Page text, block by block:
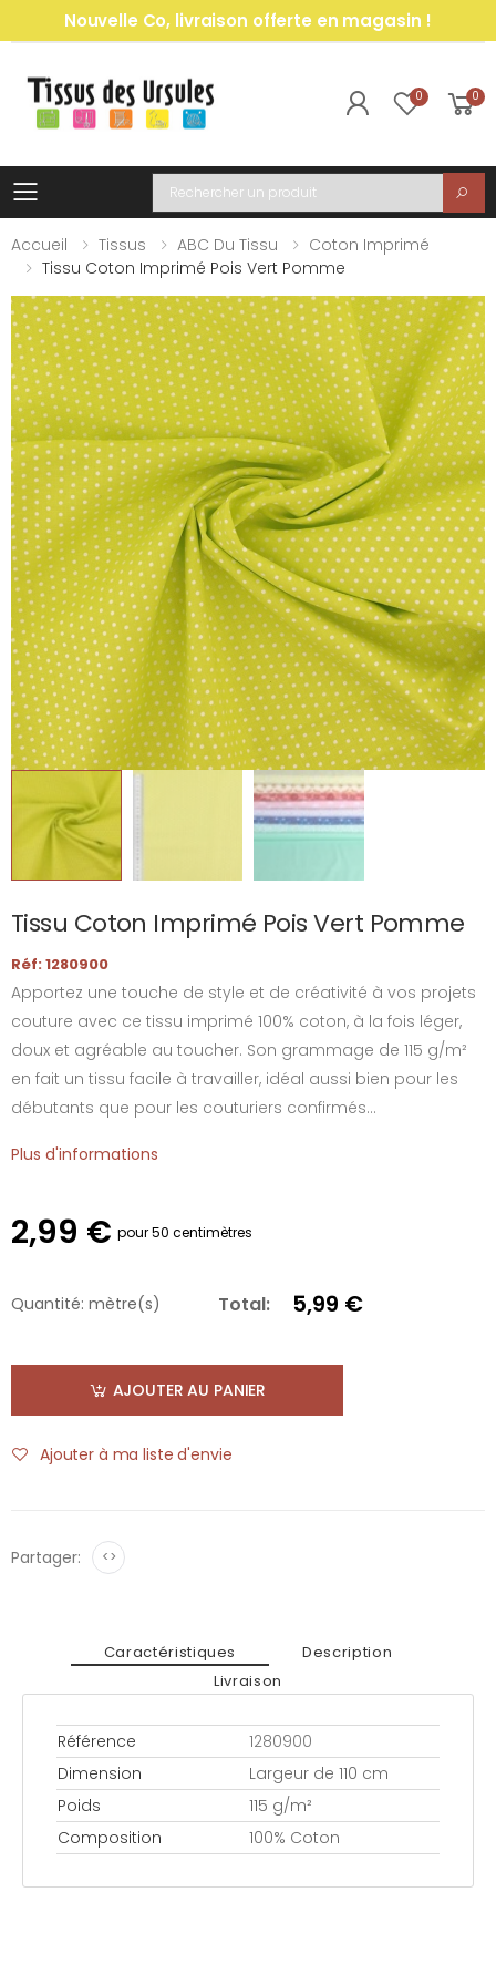
Nouvelle Co, livraison offerte en magasin !
0 0
Toggle mobile menu
Recherche
Accueil
Tissus ABC Du Tissu
Coton Imprimé
Tissu Coton Imprimé Pois Vert Pomme
Tissu Coton Imprimé Pois Vert Pomme
Réf: 1280900
Apportez une touche de style et de créativité à vos projets
couture avec ce tissu imprimé 100% coton, à la fois léger,
doux et agréable au toucher. Son grammage de 115 g/m²
en fait un tissu facile à travailler, idéal aussi bien pour les
débutants que pour les couturiers confirmés...
Plus d'informations
2,99 € pour 50 centimètres
Quantité: mètre(s) Total: 5,99 €
AJOUTER AU PANIER
Ajouter à ma liste d'envie
Partager: <>
Caractéristiques
Description
Livraison
Référence
1280900
Dimension
Largeur de 110 cm
Poids
115 g/m²
Composition
100% Coton